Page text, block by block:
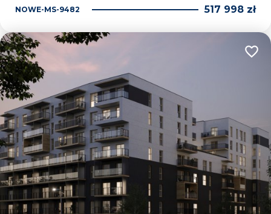
NOWE-MS-9482 517 998 zł